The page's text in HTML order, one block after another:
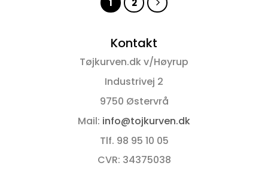
varianter.
varesiden
1 2
Kontakt
Tøjkurven.dk v/Høyrup
Industrivej 2
9750 Østervrå
Mail: info@tojkurven.dk
Tlf. 98 95 10 05
CVR: 34375038